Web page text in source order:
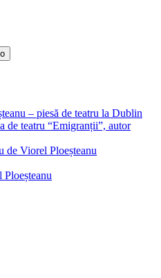
– piesă de teatru la Dublin
de teatru “Emigranții”, autor
de Viorel Ploeșteanu